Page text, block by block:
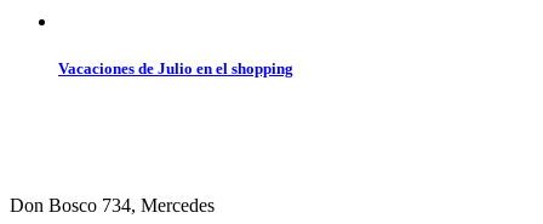
Vacaciones de Julio en el shopping
Don Bosco 734, Mercedes